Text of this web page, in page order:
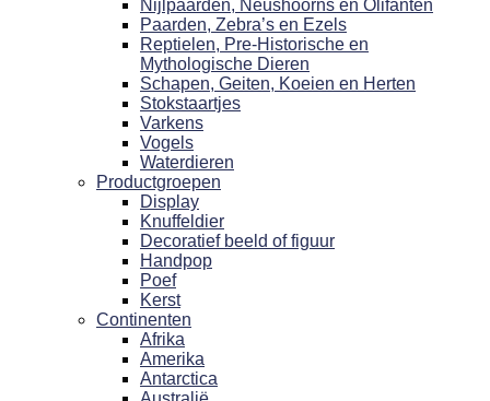
Nijlpaarden, Neushoorns en Olifanten
Paarden, Zebra’s en Ezels
Reptielen, Pre-Historische en
Mythologische Dieren
Schapen, Geiten, Koeien en Herten
Stokstaartjes
Varkens
Vogels
Waterdieren
Productgroepen
Display
Knuffeldier
Decoratief beeld of figuur
Handpop
Poef
Kerst
Continenten
Afrika
Amerika
Antarctica